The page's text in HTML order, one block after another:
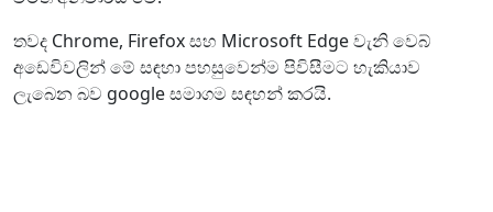
තවද Chrome, Firefox සහ Microsoft Edge වැනි වෙබ්
අඩෙවිවලින් මේ සඳහා පහසුවෙන්ම පිවිසීමට හැකියාව
ලැබෙන බව google සමාගම සඳහන් කරයි.